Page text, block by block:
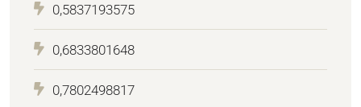
0,5837193575
0,6833801648
0,7802498817